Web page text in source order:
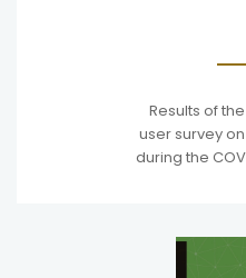
Results of
user survey
during the